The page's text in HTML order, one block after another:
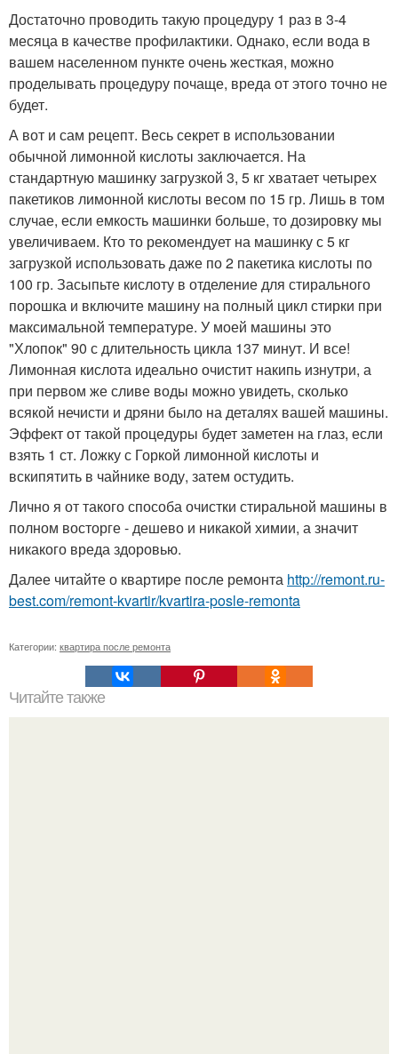
Достаточно проводить такую процедуру 1 раз в 3-4
месяца в качестве профилактики. Однако, если вода в
вашем населенном пункте очень жесткая, можно
проделывать процедуру почаще, вреда от этого точно не
будет.
А вот и сам рецепт. Весь секрет в использовании
обычной лимонной кислоты заключается. На
стандартную машинку загрузкой 3, 5 кг хватает четырех
пакетиков лимонной кислоты весом по 15 гр. Лишь в том
случае, если емкость машинки больше, то дозировку мы
увеличиваем. Кто то рекомендует на машинку с 5 кг
загрузкой использовать даже по 2 пакетика кислоты по
100 гр. Засыпьте кислоту в отделение для стирального
порошка и включите машину на полный цикл стирки при
максимальной температуре. У моей машины это
"Хлопок" 90 с длительность цикла 137 минут. И все!
Лимонная кислота идеально очистит накипь изнутри, а
при первом же сливе воды можно увидеть, сколько
всякой нечисти и дряни было на деталях вашей машины.
Эффект от такой процедуры будет заметен на глаз, если
взять 1 ст. Ложку с Горкой лимонной кислоты и
вскипятить в чайнике воду, затем остудить.
Лично я от такого способа очистки стиральной машины в
полном восторге - дешево и никакой химии, а значит
никакого вреда здоровью.
Далее читайте о квартире после ремонта http://remont.ru-
best.com/remont-kvartir/kvartira-posle-remonta
Категории: квартира после ремонта
Читайте также